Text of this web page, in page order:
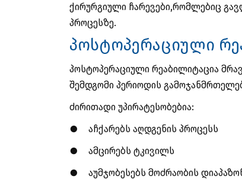
ქირურგიული ჩარევები,რომლებიც
პროცესზე.
პოსტოპერაციული
პოსტოპერაციული რეაბილიტაცია
შემდგომი პერიოდის
ძირითადი უპირატესობებია:
●
აჩქარებს აღდგენის პროცესს
●
ამცირებს ტკივილს
●
აუმჯობესებს მოძრაობის